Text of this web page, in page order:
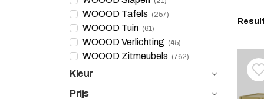
WOOOD Tafels 257
WOOOD Tuin 61
WOOOD Verlichting 45
WOOOD Zitmeubels 762
Kleur
Prijs